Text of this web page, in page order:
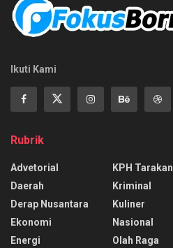
Ikuti Kami
Rubrik
Advetorial
Daerah
Derap Nusantara
Ekonomi
Energi
KPH Tarakan
Kriminal
Kuliner
Nasional
Olah Raga